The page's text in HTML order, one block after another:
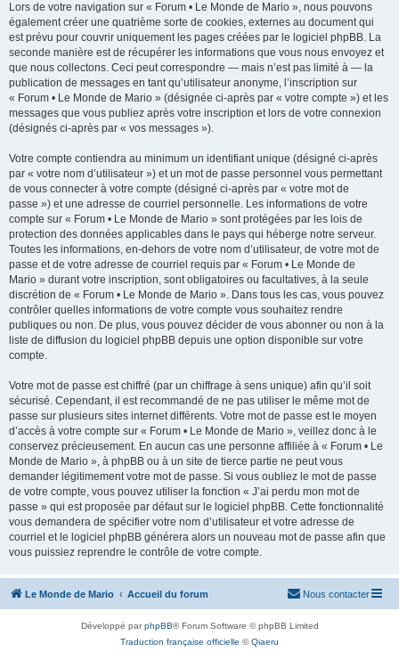
Lors de votre navigation sur « Forum • Le Monde de Mario », nous pouvons
également créer une quatrième sorte de cookies, externes au document qui
est prévu pour couvrir uniquement les pages créées par le logiciel phpBB. La
seconde manière est de récupérer les informations que vous nous envoyez et
que nous collectons. Ceci peut correspondre — mais n’est pas limité à — la
publication de messages en tant qu’utilisateur anonyme, l’inscription sur
« Forum • Le Monde de Mario » (désignée ci-après par « votre compte ») et les
messages que vous publiez après votre inscription et lors de votre connexion
(désignés ci-après par « vos messages »).
Votre compte contiendra au minimum un identifiant unique (désigné ci-après
par « votre nom d’utilisateur ») et un mot de passe personnel vous permettant
de vous connecter à votre compte (désigné ci-après par « votre mot de
passe ») et une adresse de courriel personnelle. Les informations de votre
compte sur « Forum • Le Monde de Mario » sont protégées par les lois de
protection des données applicables dans le pays qui héberge notre serveur.
Toutes les informations, en-dehors de votre nom d’utilisateur, de votre mot de
passe et de votre adresse de courriel requis par « Forum • Le Monde de
Mario » durant votre inscription, sont obligatoires ou facultatives, à la seule
discrétion de « Forum • Le Monde de Mario ». Dans tous les cas, vous pouvez
contrôler quelles informations de votre compte vous souhaitez rendre
publiques ou non. De plus, vous pouvez décider de vous abonner ou non à la
liste de diffusion du logiciel phpBB depuis une option disponible sur votre
compte.
Votre mot de passe est chiffré (par un chiffrage à sens unique) afin qu’il soit
sécurisé. Cependant, il est recommandé de ne pas utiliser le même mot de
passe sur plusieurs sites internet différents. Votre mot de passe est le moyen
d’accès à votre compte sur « Forum • Le Monde de Mario », veillez donc à le
conservez précieusement. En aucun cas une personne affiliée à « Forum • Le
Monde de Mario », à phpBB ou à un site de tierce partie ne peut vous
demander légitimement votre mot de passe. Si vous oubliez le mot de passe
de votre compte, vous pouvez utiliser la fonction « J’ai perdu mon mot de
passe » qui est proposée par défaut sur le logiciel phpBB. Cette fonctionnalité
vous demandera de spécifier votre nom d’utilisateur et votre adresse de
courriel et le logiciel phpBB générera alors un nouveau mot de passe afin que
vous puissiez reprendre le contrôle de votre compte.
Le Monde de Mario Accueil du forum Nous contacter
Développé parphpBB® Forum Software © phpBB Limited
Traduction française officielle ©Qiaeru